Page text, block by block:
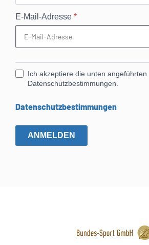
E-Mail-Adresse *
Ich akzeptiere die unten angeführten
Datenschutzbestimmungen.
Datenschutzbestimmungen
ANMELDEN